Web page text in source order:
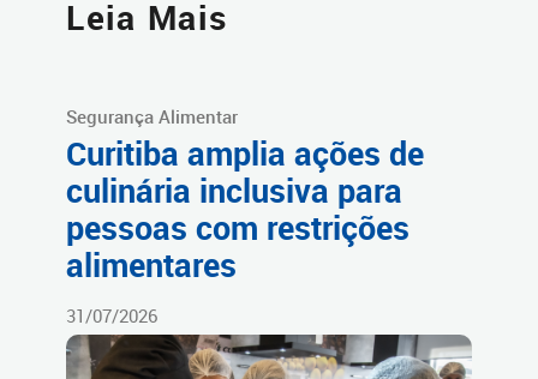
Leia Mais
Segurança Alimentar
Curitiba amplia ações de
culinária inclusiva para
pessoas com restrições
alimentares
31/07/2026